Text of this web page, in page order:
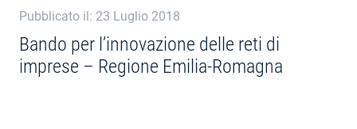
NOTIZIE
CHI SIAMO
Pubblicato il: 23 Luglio 2018
Bando per l’innovazione delle reti di
imprese – Regione Emilia-Romagna